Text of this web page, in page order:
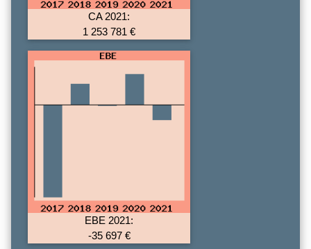
CA 2021:
1 253 781 €
EBE 2021:
-35 697 €